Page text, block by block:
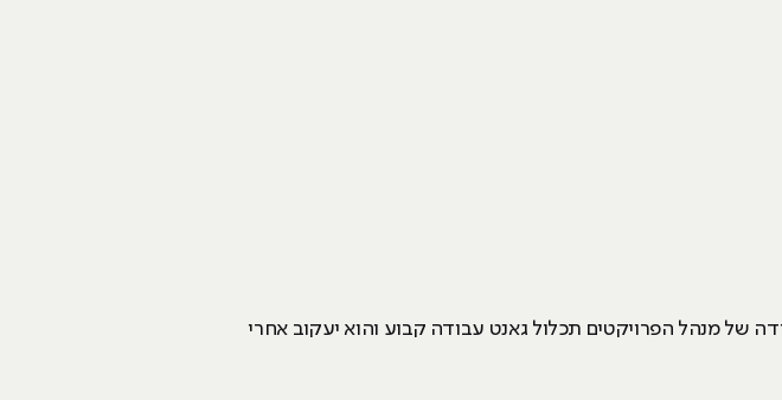
של מנהל הפרויקטים תכלול גאנט עבודה קבוע והוא יעקוב אחרי